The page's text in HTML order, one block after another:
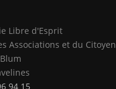
Libre d'Esprit
Associations et du Citoyen
94 15